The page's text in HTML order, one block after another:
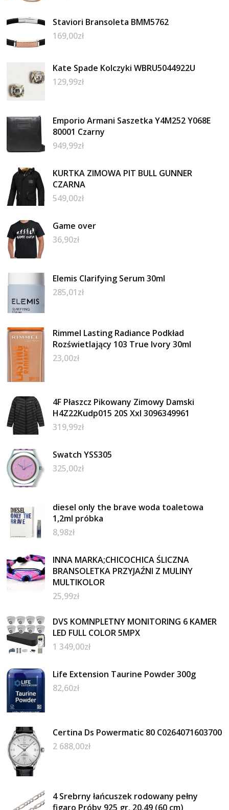
Staviori Bransoleta BMM5762
169,00zł
Kate Spade Kolczyki WBRU5044922U
129,99zł
Emporio Armani Saszetka Y4M252 Y068E
80001 Czarny
949,99zł
KURTKA ZIMOWA PIT BULL GUNNER
CZARNA
549,00zł
Game over
36,90zł
Elemis Clarifying Serum 30ml
285,01zł
Rimmel Lasting Radiance Podkład
Rozświetlający 103 True Ivory 30ml
23,00zł
4F Płaszcz Pikowany Zimowy Damski
H4Z22Kudp015 20S Xxl 3096349961
319,99zł
Swatch YSS305
325,00zł
diesel only the brave woda toaletowa
1,2ml próbka
8,98zł
INNA MARKA;CHICOCHICA ŚLICZNA
BRANSOLETKA PRZYJAŹNI Z MULINY
MULTIKOLOR
25,99zł
DVS KOMNPLETNY MONITORING 6 KAMER
LED FULL COLOR 5MPX
1 349,00zł
Life Extension Taurine Powder 300g
82,60zł
Certina Ds Powermatic 80 C0264071603700
2 688,00zł
4 Srebrny łańcuszek rodowany pełny
figaro Próby 925 gr. 20.49 (60 cm)